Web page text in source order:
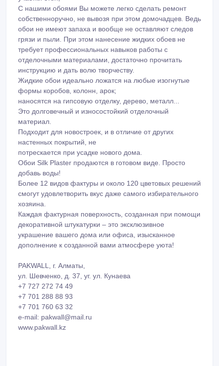
- позволяют реставрировать отдельные загрязненные
участки стен;
С нашими обоями Вы можете легко сделать ремонт
собственноручно, не вывозя при этом домочадцев. Ведь
обои не имеют запаха и вообще не оставляют следов
грязи и пыли. При этом нанесение жидких обоев не
требует профессиональных навыков работы с
отделочными материалами, достаточно прочитать
инструкцию и дать волю творчеству.
Жидкие обои идеально ложатся на любые изогнутые
формы коробов, колонн, арок;
наносятся на гипсовую отделку, дерево, металл...
Это долговечный и износостойкий отделочный
материал.
Подходит для новостроек, и в отличие от других
настенных покрытий, не
потрескается при усадке нового дома.
Обои Silk Plaster продаются в готовом виде. Просто
добавь воды!
Более 12 видов фактуры и около 120 цветовых решений
смогут удовлетворить вкус даже самого избирательного
хозяина.
Каждая фактурная поверхность, созданная при помощи
декоративной штукатурки – это эксклюзивное
украшение вашего дома или офиса, изысканное
PAKWALL, г. Алматы,
ул. Шевченко, д. 37, уг. ул. Кунаева
+7 727 272 74 49
+7 701 288 88 93
+7 701 760 63 32
e-mail: pakwall@mail.ru